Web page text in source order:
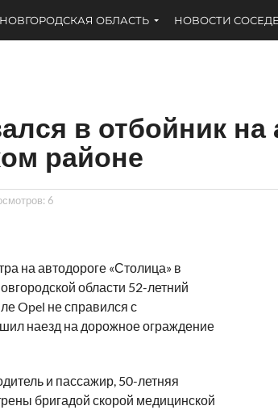
НОВГОРОДСКАЯ ОБЛАСТЬ НОВОСТИ
в отбойник на
районе
6
на автодороге «Столица» в
области 52-летний
Opel не справился с
наезд на дорожное ограждение
и пассажир, 50-летняя
бригадой скорой медицинской